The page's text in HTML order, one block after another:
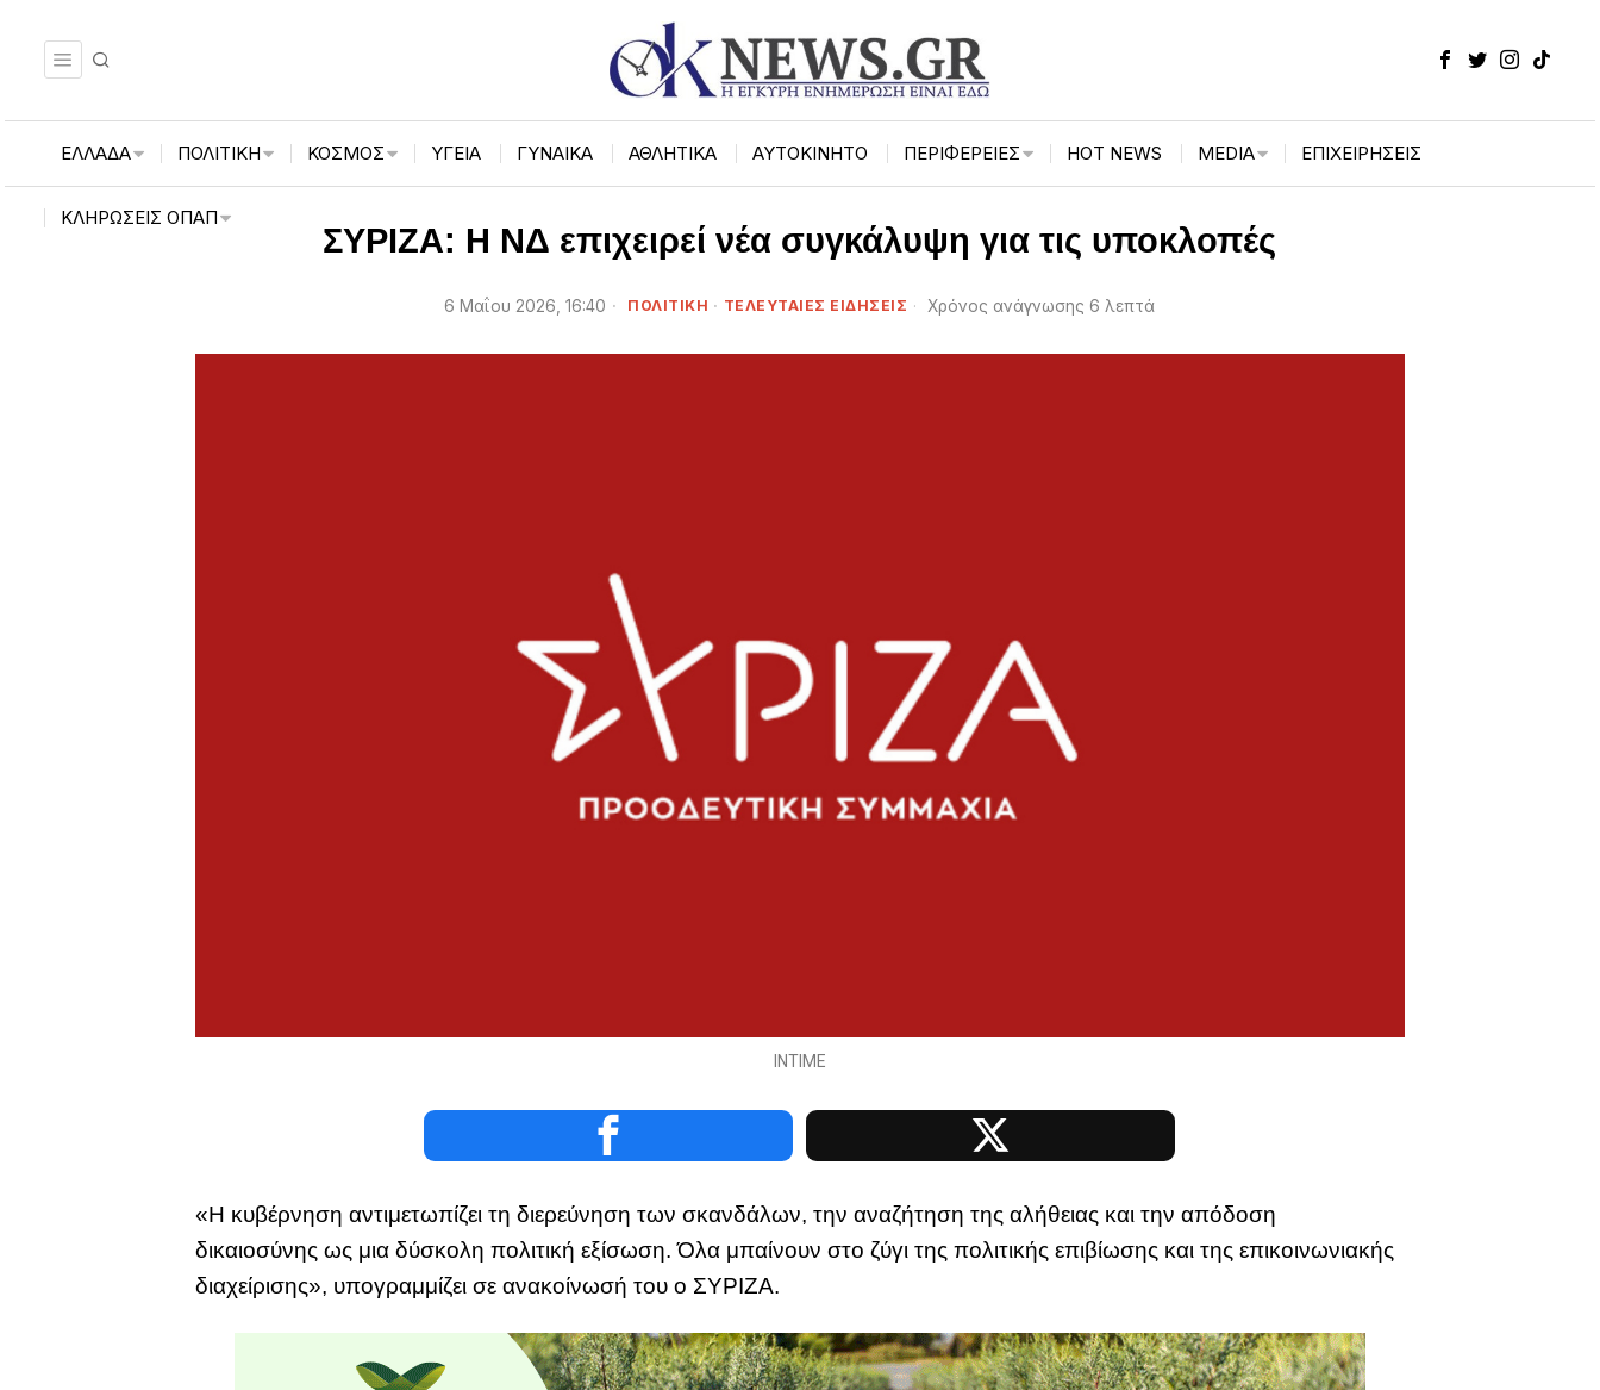
ΕΛΛΑΔΑ ΠΟΛΙΤΙΚΗ ΚΟΣΜΟΣ ΥΓΕΙΑ ΓΥΝΑΙΚΑ ΑΘΛΗΤΙΚΑ ΑΥΤΟΚΙΝΗΤΟ ΠΕΡΙΦΈΡΕΙΕΣ HOT NEWS MEDIA ΕΠΙΧΕΙΡΉΣΕΙΣ
ΚΛΗΡΏΣΕΙΣ ΟΠΑΠ
ΣΥΡΙΖΑ: Η ΝΔ επιχειρεί νέα συγκάλυψη για τις υποκλοπές
6 Μαΐου 2026, 16:40 ΠΟΛΙΤΙΚΗ · ΤΕΛΕΥΤΑΙΕΣ ΕΙΔΗΣΕΙΣ Χρόνος ανάγνωσης 6 λεπτά
INTIME
«Η κυβέρνηση αντιμετωπίζει τη διερεύνηση των σκανδάλων, την αναζήτηση της αλήθειας και την απόδοση
δικαιοσύνης ως μια δύσκολη πολιτική εξίσωση. Όλα μπαίνουν στο ζύγι της πολιτικής επιβίωσης και της επικοινωνιακής
διαχείρισης», υπογραμμίζει σε ανακοίνωσή του ο ΣΥΡΙΖΑ.